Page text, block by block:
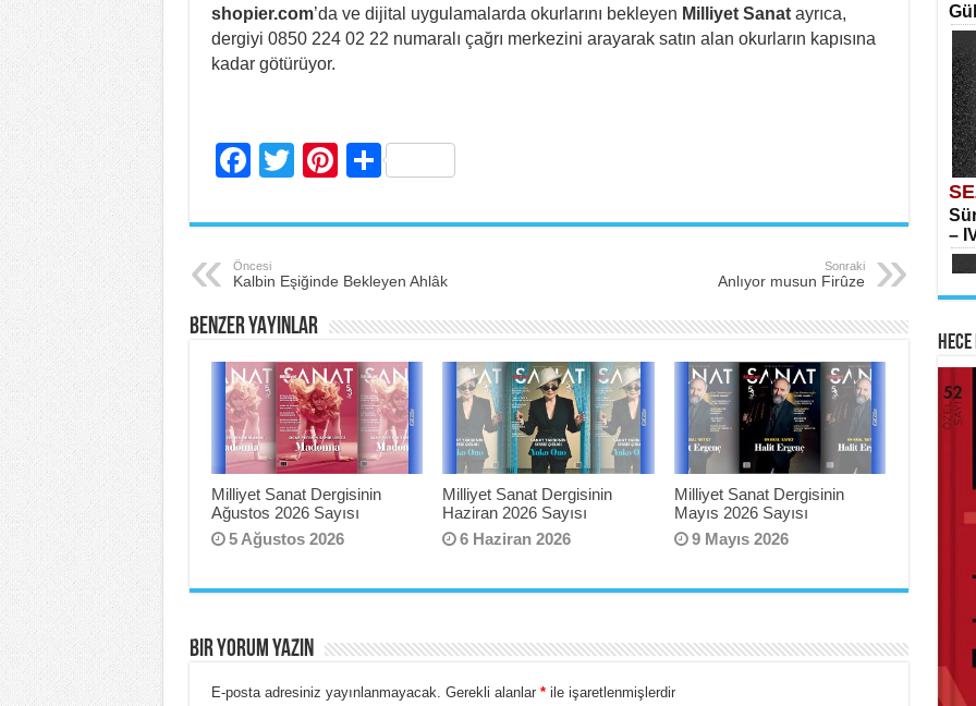
shopier.com’da ve dijital uygulamalarda okurlarını bekleyen Milliyet Sanatayrıca,
dergiyi 0850 224 02 22 numaralı çağrı merkezini arayarak satın alan okurların kapısına
kadar götürüyor.
F
c
e
b
o
o
k
T
tt
Pi
er
st
S
ar
Öncesi
Kalbin Eşiğinde Bekleyen Ahlâk
Sonraki
Anlıyor musun Firûze
BENZER YAYINLAR
Milliyet Sanat Dergisinin
Ağustos 2026 Sayısı
5 Ağustos 2026
Milliyet Sanat Dergisinin
Haziran 2026 Sayısı
6 Haziran 2026
Milliyet Sanat Dergisinin
Mayıs 2026 Sayısı
9 Mayıs 2026
BIR YORUM YAZIN
E-posta adresiniz yayınlanmayacak. Gerekli alanlar *ile işaretlenmişlerdir
–